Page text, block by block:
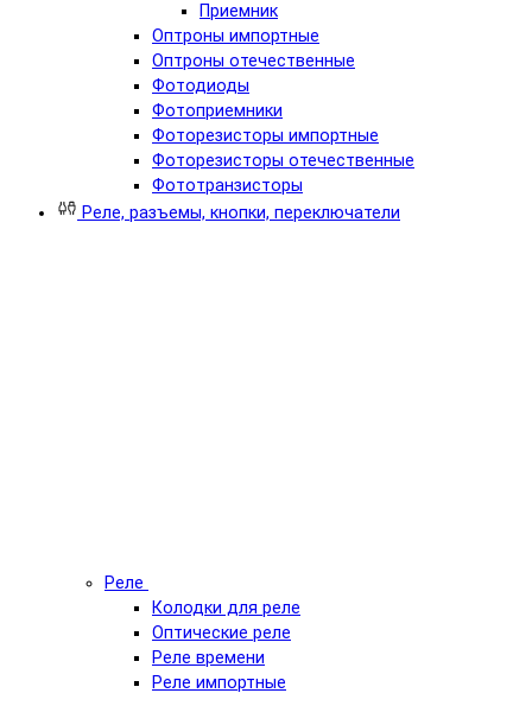
Приемник
Оптроны импортные
Оптроны отечественные
Фотодиоды
Фотоприемники
Фоторезисторы импортные
Фоторезисторы отечественные
Фототранзисторы
Реле, разъемы, кнопки, переключатели
Реле
Колодки для реле
Оптические реле
Реле времени
Реле импортные